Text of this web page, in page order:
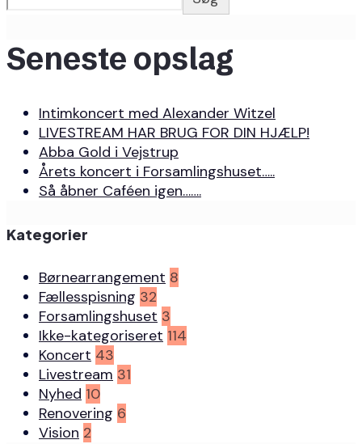
Seneste opslag
Intimkoncert med Alexander Witzel
LIVESTREAM HAR BRUG FOR DIN HJÆLP!
Abba Gold i Vejstrup
Årets koncert i Forsamlingshuset…..
Så åbner Caféen igen…….
Kategorier
Børnearrangement 8
Fællesspisning 32
Forsamlingshuset 3
Ikke-kategoriseret 114
Koncert 43
Livestream 31
Nyhed 10
Renovering 6
Vision 2